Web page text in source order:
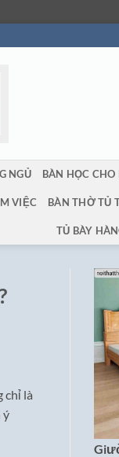
NGỦ BÀN HỌC CHO
VIỆC BÀN THỜ TỦ
TỦ BÀY
chỉ là
ý